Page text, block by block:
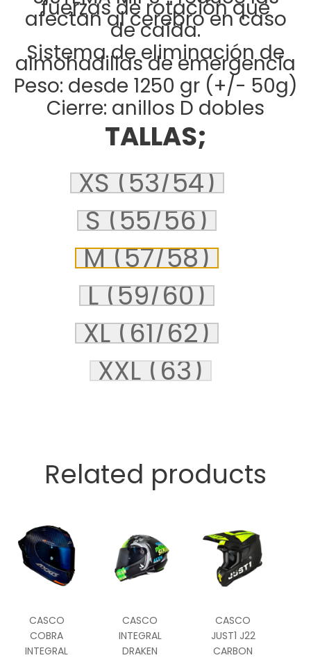
fuerzas de rotación que
afectan al cerebro en caso
de caída.
Sistema de eliminación de
almohadillas de emergencia
Peso: desde 1250 gr (+/- 50g)
Cierre: anillos D dobles
TALLAS;
XS (53/54)
S (55/56)
M (57/58)
L (59/60)
XL (61/62)
XXL (63)
Related products
CASCO
COBRA
INTEGRAL
CASCO
INTEGRAL
DRAKEN
CASCO
JUST1 J22
CARBON